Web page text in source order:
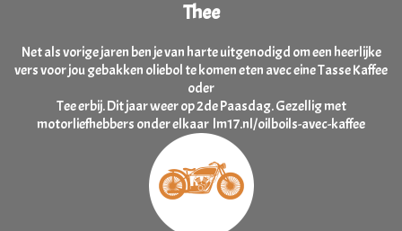
Thee
Net als vorige jaren ben je van harte uitgenodigd om een heerlijke
vers voor jou gebakken oliebol te komen eten avec eine Tasse Kaffee
oder
Tee erbij. Dit jaar weer op 2de Paasdag. Gezellig met
motorliefhebbers onder elkaar lm17.nl/oilboils-avec-kaffee